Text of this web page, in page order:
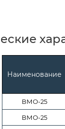
Наименование
ВМО-25
ВМО-25